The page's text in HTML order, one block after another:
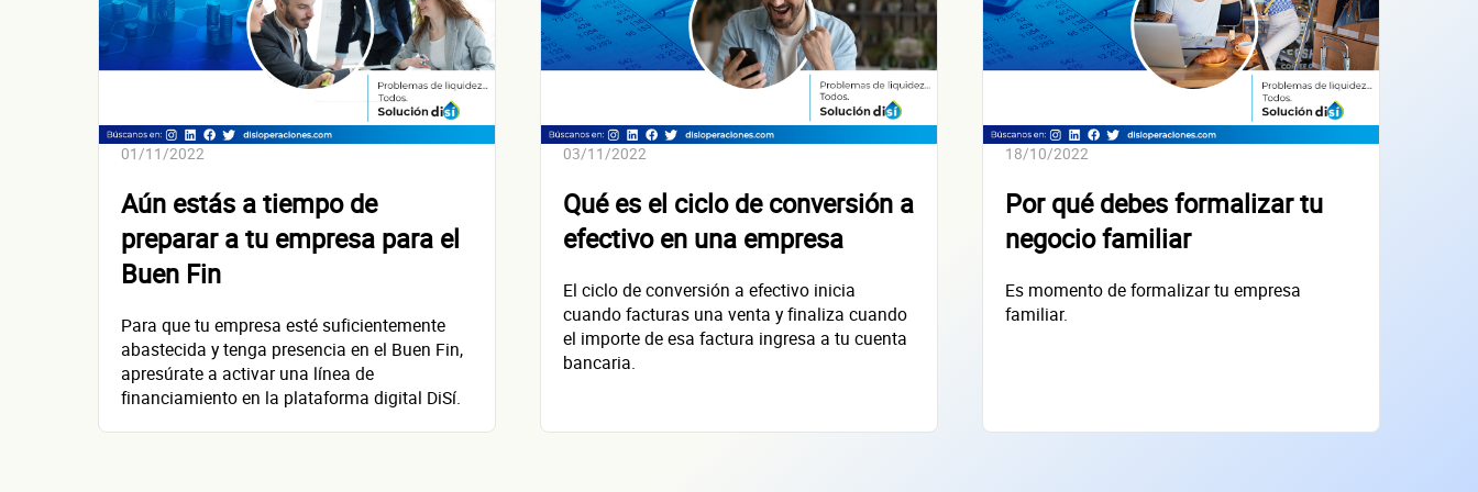
01/11/2022
Aún estás a tiempo de
preparar a tu empresa para el
Buen Fin
Para que tu empresa esté suficientemente
abastecida y tenga presencia en el Buen Fin,
apresúrate a activar una línea de
financiamiento en la plataforma digital DiSí.
03/11/2022
Qué es el ciclo de conversión a
efectivo en una empresa
El ciclo de conversión a efectivo inicia
cuando facturas una venta y finaliza cuando
el importe de esa factura ingresa a tu cuenta
bancaria.
18/10/2022
Por qué debes formalizar tu
negocio familiar
Es momento de formalizar tu empresa
familiar.
SOLICITAR
+66empresas financiadas en los últimos 30 días